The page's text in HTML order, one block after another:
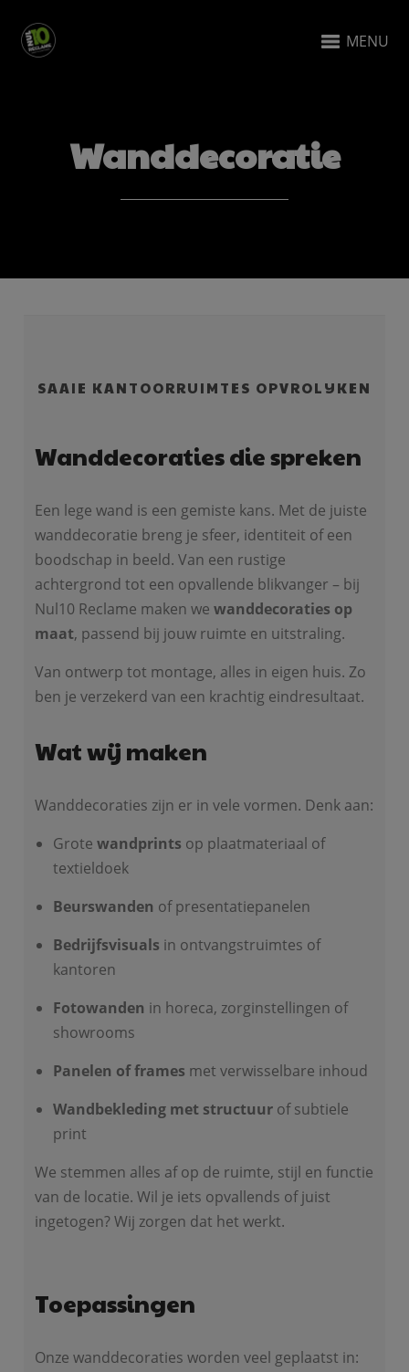
MENU
Wanddecoratie
SAAIE KANTOORRUIMTES OPVROLIJKEN
Wanddecoraties die spreken
Een lege wand is een gemiste kans. Met de juiste
wanddecoratie breng je sfeer, identiteit of een
boodschap in beeld. Van een rustige
achtergrond tot een opvallende blikvanger – bij
Nul10 Reclame maken we wanddecoraties op
maat, passend bij jouw ruimte en uitstraling.
Van ontwerp tot montage, alles in eigen huis. Zo
ben je verzekerd van een krachtig eindresultaat.
Wat wij maken
Wanddecoraties zijn er in vele vormen. Denk aan:
Grote wandprints op plaatmateriaal of
textieldoek
Beurswanden of presentatiepanelen
Bedrijfsvisuals in ontvangstruimtes of
kantoren
Fotowanden in horeca, zorginstellingen of
showrooms
Panelen of frames met verwisselbare inhoud
Wandbekleding met structuurof subtiele
print
We stemmen alles af op de ruimte, stijl en functie
van de locatie. Wil je iets opvallends of juist
ingetogen? Wij zorgen dat het werkt.
Toepassingen
Onze wanddecoraties worden veel geplaatst in: